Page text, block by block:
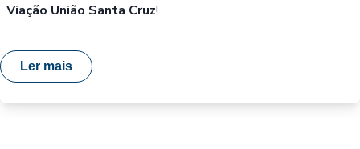
Viação União Santa Cruz!
Ler mais